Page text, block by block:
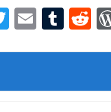
T
w
itt
er
E
m
ai
l
T
u
m
bl
R
e
d
di